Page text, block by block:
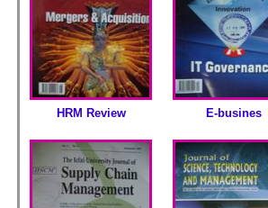
HRM Review E-busines